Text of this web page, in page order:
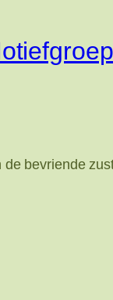
bevriende